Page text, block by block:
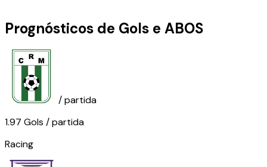
Prognósticos de Gols e ABOS
/ partida
1.97 Gols / partida
Racing